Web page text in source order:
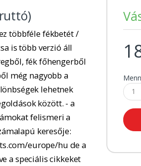
többféle fékbetét /
is több verzió áll
fék főhengerből
még nagyobb a
lehetnek
között. - a
felismeri a
keresője:
europe/hu de a
a speciális cikkeket